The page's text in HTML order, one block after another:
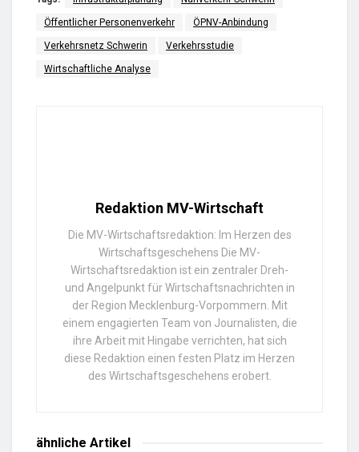
Öffentlicher Personenverkehr ÖPNV-Anbindung
Verkehrsnetz Schwerin Verkehrsstudie
Wirtschaftliche Analyse
Redaktion MV-Wirtschaft
Die MV-Wirtschaftsredaktion: Im Herzen des
Wirtschaftsgeschehens Die MV-
Wirtschaftsredaktion ist ein zentraler Dreh-
und Angelpunkt für Wirtschaftsnachrichten in
der Region Mecklenburg-Vorpommern. Mit
einem engagierten Team von Journalisten, die
ihre Arbeit mit Hingabe verrichten, hat sich
diese Redaktion einen festen Platz im Herzen
des Wirtschaftsgeschehens erobert.
ähnliche Artikel